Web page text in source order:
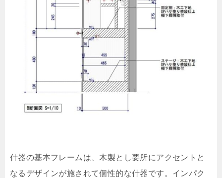
什器の基本フレームは、木製とし要所にアクセントと
なるデザインが施されて個性的な什器です。インパク